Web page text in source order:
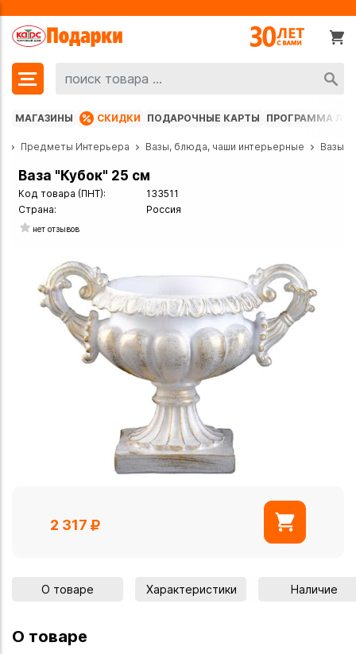
МАГАЗИНЫ СКИДКИ ПОДАРОЧНЫЕ КАРТЫ ПРОГРАММА
Предметы Интерьера Вазы, блюда, чаши интерьерные Вазы
Ваза "Кубок" 25 см
Код товара (ПНТ):
133511
Страна:
Россия
нет отзывов
2 317
О товаре Характеристики Наличие
О товаре